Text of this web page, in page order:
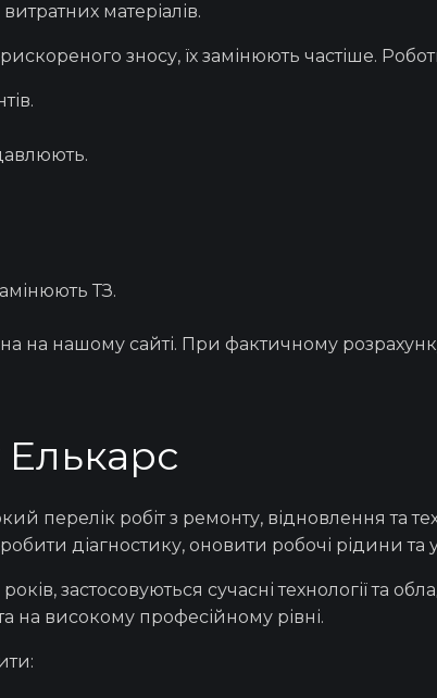
матеріалів.
зносу, їх замінюють частіше.
ТЗ.
на нашому сайті. При фактичному
Елькарс
перелік робіт з ремонту, відновлення та
діагностику, оновити робочі рідини та
застосовуються сучасні технології та
на високому професійному рівні.